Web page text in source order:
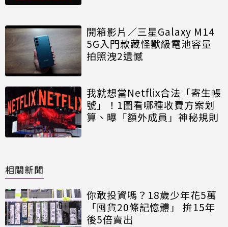
開箱影片／三星Galaxy M14
5G入門款藏怪獸級電池容量
拍照洩2遺憾
我就想當Netflix合法「寄生帳
號」！1圖看哪種收費方案划
算、曝「額外成員」神秘規則
相關新聞
你敢投資嗎？18歲少年花5萬
「囤貨20條記憶體」 拚15年
後5倍賣出